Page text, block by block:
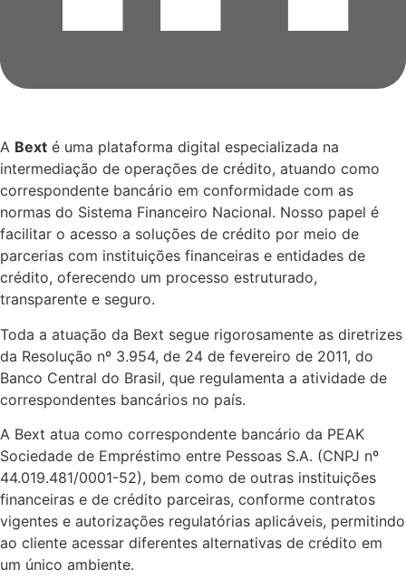
A Bext é uma plataforma digital especializada na
intermediação de operações de crédito, atuando como
correspondente bancário em conformidade com as
normas do Sistema Financeiro Nacional. Nosso papel é
facilitar o acesso a soluções de crédito por meio de
parcerias com instituições financeiras e entidades de
crédito, oferecendo um processo estruturado,
transparente e seguro.
Toda a atuação da Bext segue rigorosamente as diretrizes
da Resolução nº 3.954, de 24 de fevereiro de 2011, do
Banco Central do Brasil, que regulamenta a atividade de
correspondentes bancários no país.
A Bext atua como correspondente bancário da PEAK
Sociedade de Empréstimo entre Pessoas S.A. (CNPJ nº
44.019.481/0001-52), bem como de outras instituições
financeiras e de crédito parceiras, conforme contratos
vigentes e autorizações regulatórias aplicáveis, permitindo
ao cliente acessar diferentes alternativas de crédito em
um único ambiente.